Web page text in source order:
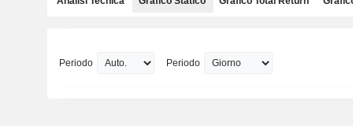
Periodo Periodo